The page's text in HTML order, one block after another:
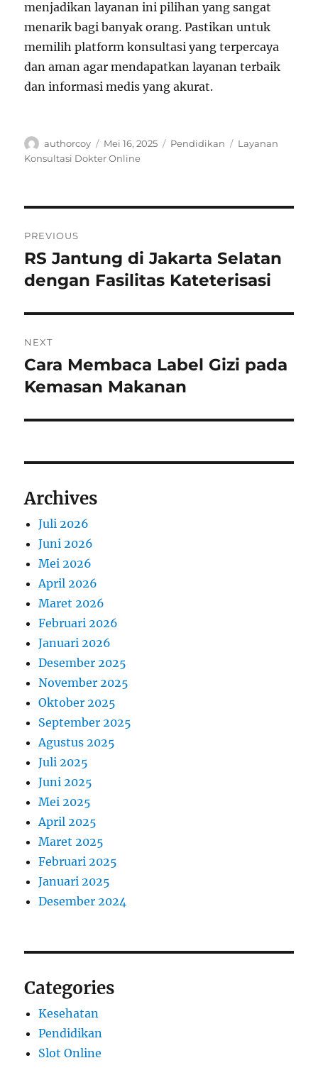
menjadikan layanan ini pilihan yang sangat
menarik bagi banyak orang. Pastikan untuk
memilih platform konsultasi yang terpercaya
dan aman agar mendapatkan layanan terbaik
dan informasi medis yang akurat.
Author
authorcoy
Posted
on
Mei 16, 2025 Categories
Pendidikan Tags
Layanan
Konsultasi Dokter Online
pos
PREVIOUS
Previous
post:
RS Jantung di Jakarta Selatan
dengan Fasilitas Kateterisasi
NEXT
Next
post:
Cara Membaca Label Gizi pada
Kemasan Makanan
Archives
Juli 2026
Juni 2026
Mei 2026
April 2026
Maret 2026
Februari 2026
Januari 2026
Desember 2025
November 2025
Oktober 2025
September 2025
Agustus 2025
Juli 2025
Juni 2025
Mei 2025
April 2025
Maret 2025
Februari 2025
Januari 2025
Desember 2024
Categories
Kesehatan
Pendidikan
Slot Online